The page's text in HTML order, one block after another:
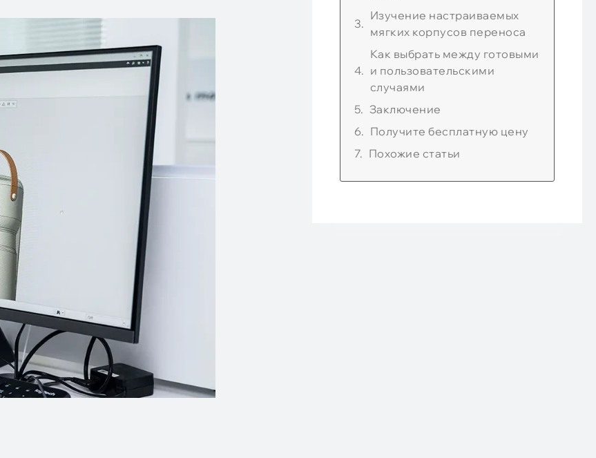
Изучение настраиваемых
мягких корпусов переноса
Как выбрать между готовыми
и пользовательскими
случаями
Заключение
Получите бесплатную цену
Похожие статьи